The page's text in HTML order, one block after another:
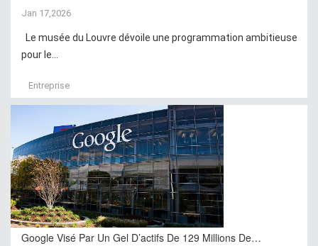
Jan 17,2026
Le musée du Louvre dévoile une programmation ambitieuse
pour le...
Entreprise
Google Visé Par Un Gel D’actifs De 129 Millions De…